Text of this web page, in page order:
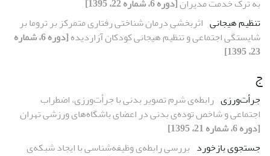
تنظیم هیجانی اثربخشی درمان شناختی رفتاری متمرکز بر تروما بر
شایستگی اجتماعی و تنظیم هیجانی کودکان آزاردیده
[دوره 6، شماره
23، 1395]
ج
جرأت‌ورزی رابطه‌ی شرم تصویر بدنی با جرأت‌ورزی، اضطراب
اجتماعی و شاخص توده‌ی بدنی در اعضای باشگاه‌های ورزشی تهران
[دوره 6، شماره 21، 1395]
جستجوی بازخورد بررسی رابطه‌ی وظیفه‌شناسی با ایجاد شبکه‌ی